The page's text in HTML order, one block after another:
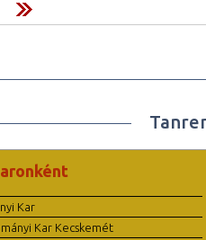
Kar
Kar Kecskemét